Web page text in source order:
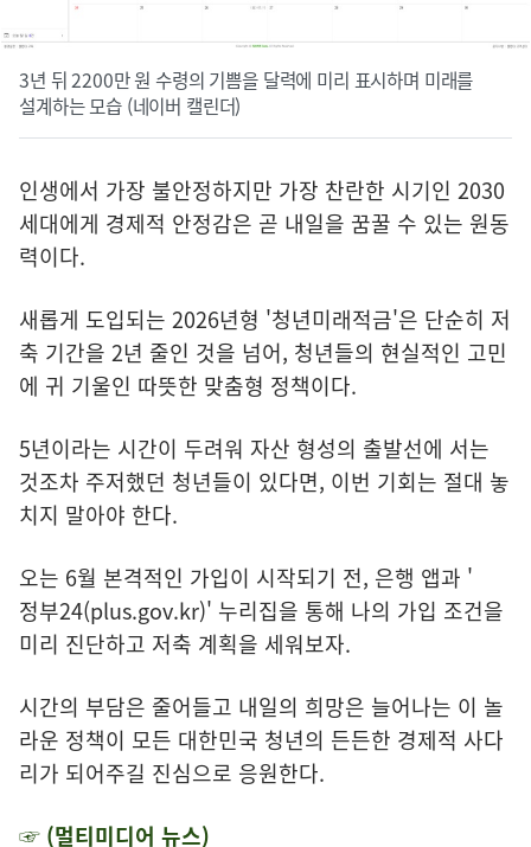
3년 뒤 2200만 원 수령의 기쁨을 달력에 미리 표시하며 미래를
설계하는 모습 (네이버 캘린더)
인생에서 가장 불안정하지만 가장 찬란한 시기인 2030
세대에게 경제적 안정감은 곧 내일을 꿈꿀 수 있는 원동
력이다.
새롭게 도입되는 2026년형 '청년미래적금'은 단순히 저
축 기간을 2년 줄인 것을 넘어, 청년들의 현실적인 고민
에 귀 기울인 따뜻한 맞춤형 정책이다.
5년이라는 시간이 두려워 자산 형성의 출발선에 서는
것조차 주저했던 청년들이 있다면, 이번 기회는 절대 놓
치지 말아야 한다.
오는 6월 본격적인 가입이 시작되기 전, 은행 앱과 '
정부24(plus.gov.kr)' 누리집을 통해 나의 가입 조건을
미리 진단하고 저축 계획을 세워보자.
시간의 부담은 줄어들고 내일의 희망은 늘어나는 이 놀
라운 정책이 모든 대한민국 청년의 든든한 경제적 사다
리가 되어주길 진심으로 응원한다.
☞ (멀티미디어 뉴스)